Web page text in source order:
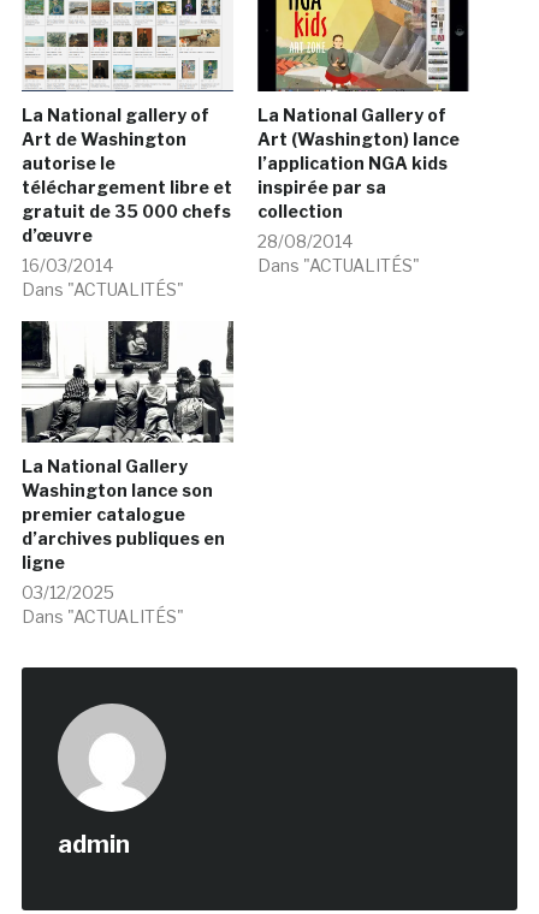
La National gallery of
Art de Washington
autorise le
téléchargement libre et
gratuit de 35 000 chefs
d’œuvre
16/03/2014
Dans "ACTUALITÉS"
La National Gallery of
Art (Washington) lance
l’application NGA kids
inspirée par sa
collection
28/08/2014
Dans "ACTUALITÉS"
La National Gallery
Washington lance son
premier catalogue
d’archives publiques en
ligne
03/12/2025
Dans "ACTUALITÉS"
admin